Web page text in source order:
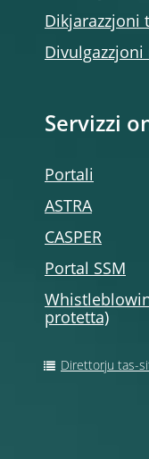
Dikjarazzjoni
Servizzi
Portali
ASTRA
CASPER
Portal SSM
protetta)
Direttorju tas-